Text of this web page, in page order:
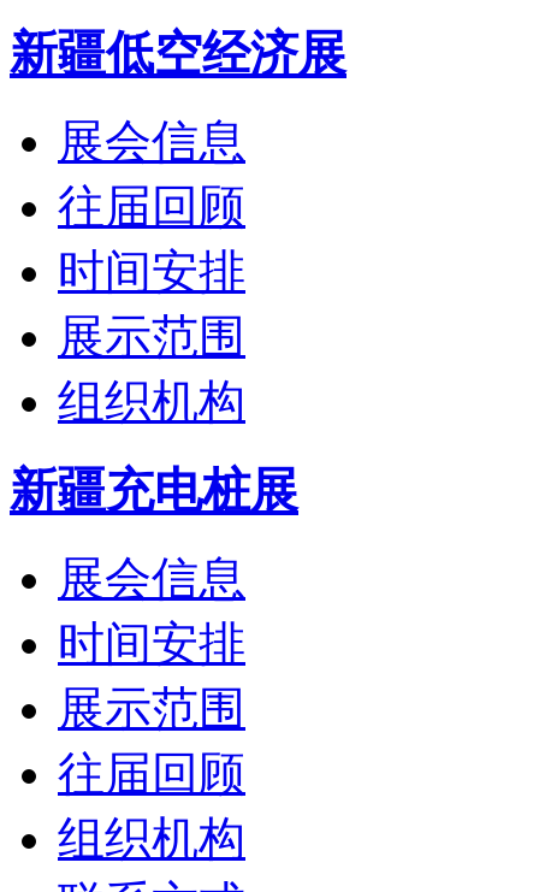
新疆低空经济展
展会信息
往届回顾
时间安排
展示范围
组织机构
新疆充电桩展
展会信息
时间安排
展示范围
往届回顾
组织机构